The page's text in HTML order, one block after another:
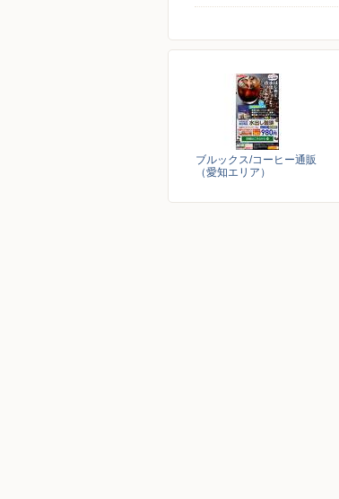
ブルックス/コーヒー通販
（愛知エリア）